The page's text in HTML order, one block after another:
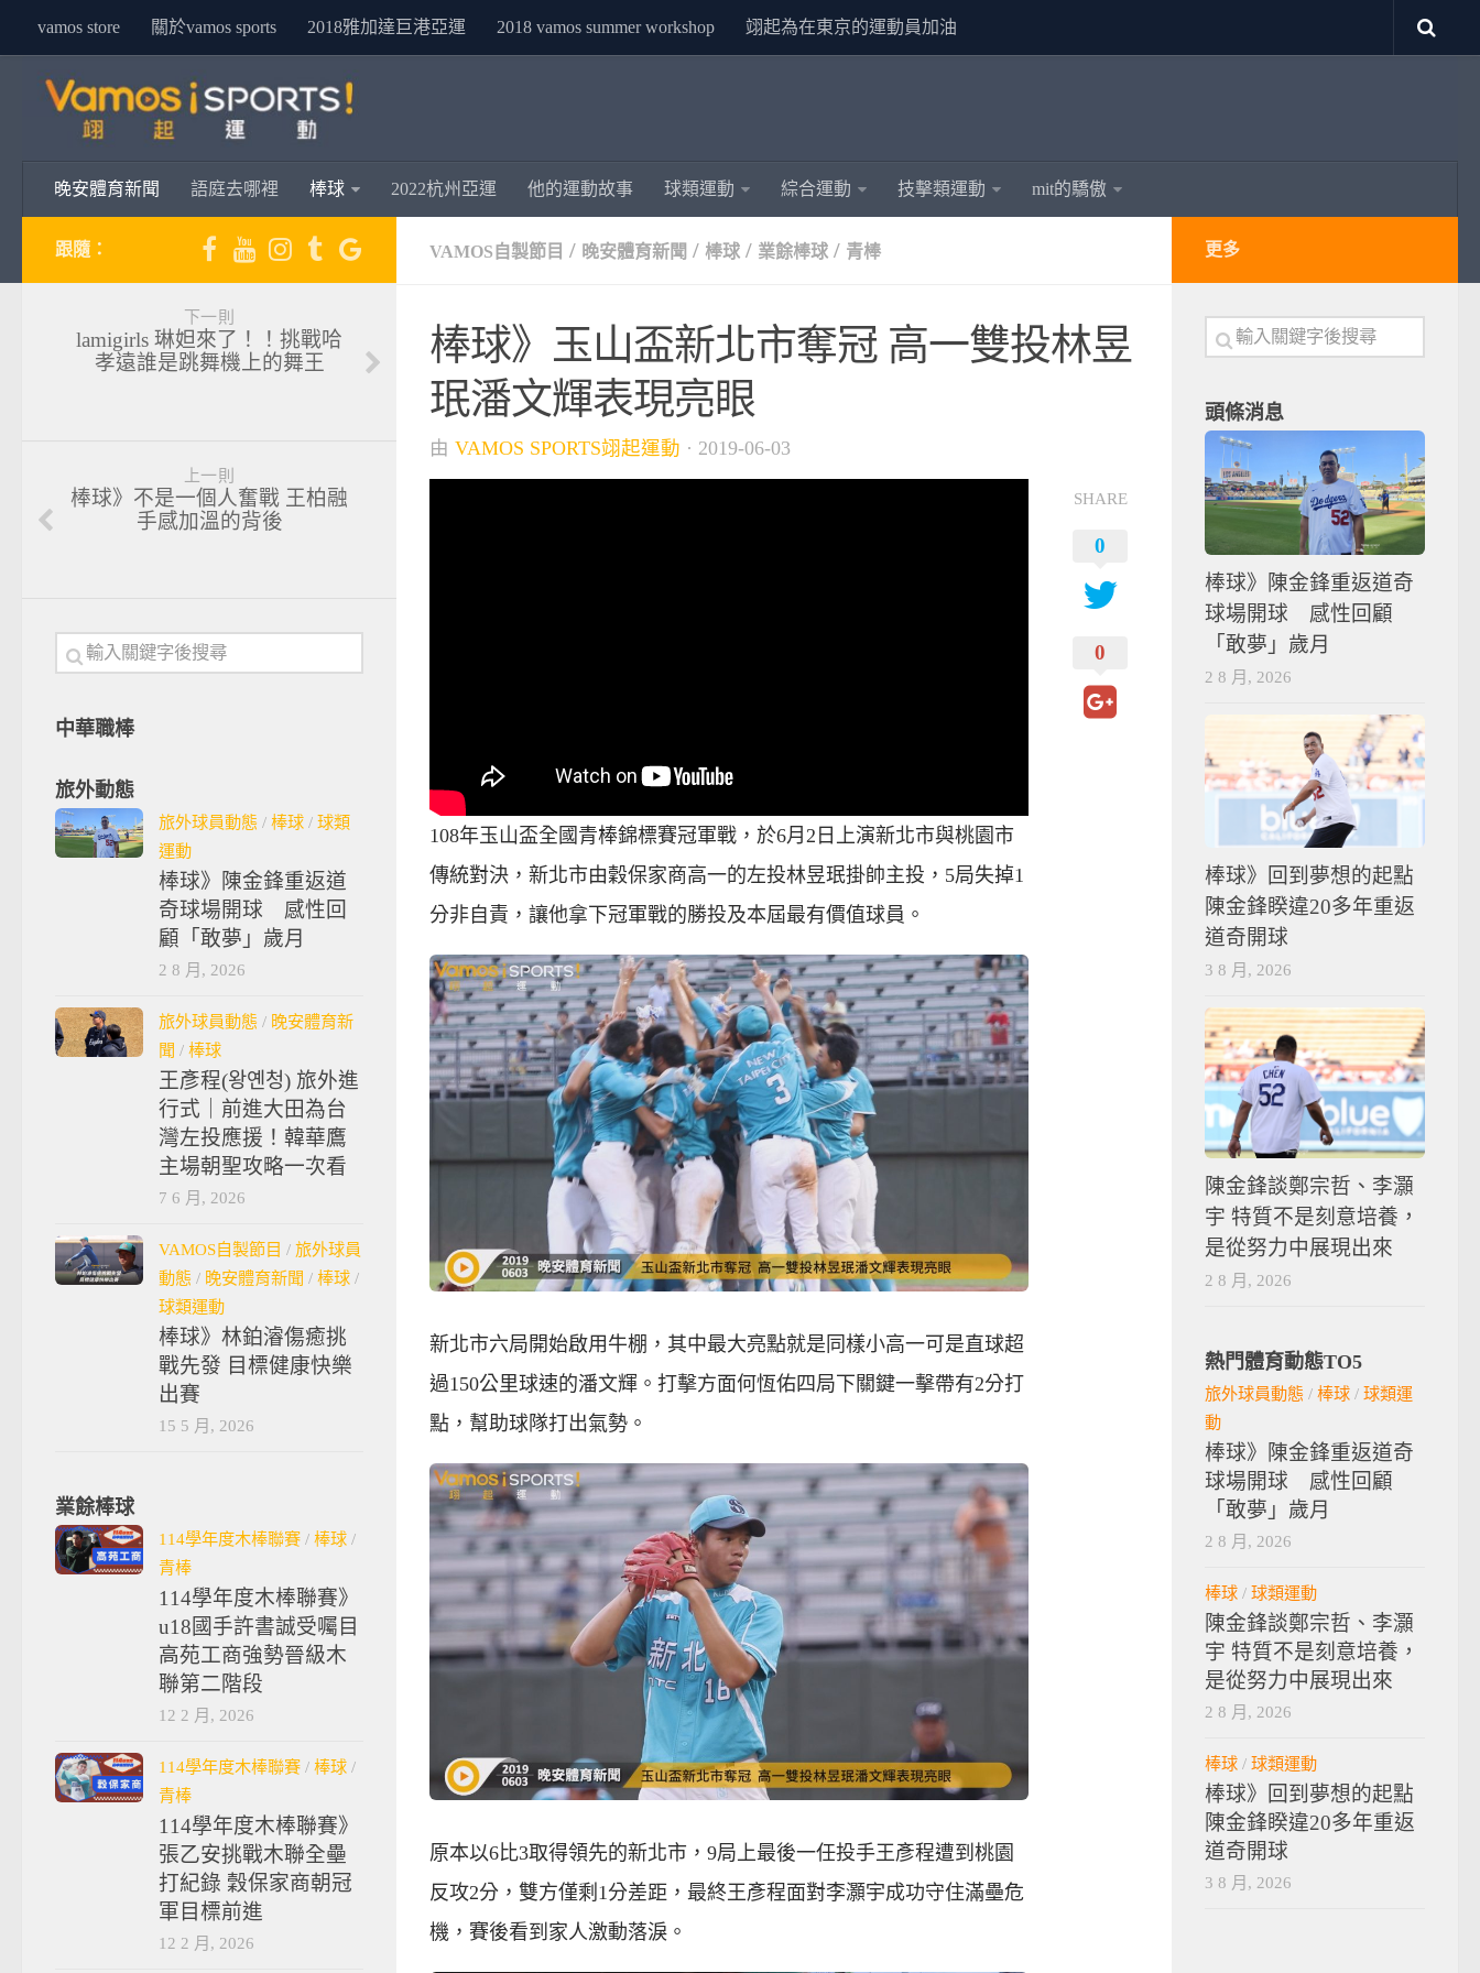
vamos store 關於vamos sports 2018雅加達巨港亞運 2018 vamos summer workshop 翊起為在東京的運動員加油
晚安體育新聞 語庭去哪裡 棒球 2022杭州亞運 他的運動故事 球類運動 綜合運動 技擊類運動 mit的驕傲
VAMOS自製節目 / 晚安體育新聞 / 棒球 / 業餘棒球 / 青棒
棒球》玉山盃新北市奪冠 高一雙投林昱
珉潘文輝表現亮眼
由 VAMOS SPORTS翊起運動 · 2019-06-03
108年玉山盃全國青棒錦標賽冠軍戰，於6月2日上演新北市與桃園市
傳統對決，新北市由穀保家商高一的左投林昱珉掛帥主投，5局失掉1
分非自責，讓他拿下冠軍戰的勝投及本屆最有價值球員。
新北市六局開始啟用牛棚，其中最大亮點就是同樣小高一可是直球超
過150公里球速的潘文輝。打擊方面何恆佑四局下關鍵一擊帶有2分打
點，幫助球隊打出氣勢。
原本以6比3取得領先的新北市，9局上最後一任投手王彥程遭到桃園
反攻2分，雙方僅剩1分差距，最終王彥程面對李灝宇成功守住滿壘危
機，賽後看到家人激動落淚。
SHARE
0
0
跟隨：
下一則
lamigirls 琳妲來了！！挑戰哈
孝遠誰是跳舞機上的舞王
上一則
棒球》不是一個人奮戰 王柏融
手感加溫的背後
中華職棒
旅外動態
旅外球員動態 / 棒球 / 球類
運動
棒球》陳金鋒重返道
奇球場開球 感性回
顧「敢夢」歲月
2 8 月, 2026
旅外球員動態 / 晚安體育新
聞 / 棒球
王彥程(왕옌청) 旅外進
行式｜前進大田為台
灣左投應援！韓華鷹
主場朝聖攻略一次看
7 6 月, 2026
VAMOS自製節目 / 旅外球員
動態 / 晚安體育新聞 / 棒球 /
球類運動
棒球》林鉑濬傷癒挑
戰先發 目標健康快樂
出賽
15 5 月, 2026
業餘棒球
114學年度木棒聯賽 / 棒球 /
青棒
114學年度木棒聯賽》
u18國手許書誠受囑目
高苑工商強勢晉級木
聯第二階段
12 2 月, 2026
114學年度木棒聯賽 / 棒球 /
青棒
114學年度木棒聯賽》
張乙安挑戰木聯全壘
打紀錄 穀保家商朝冠
軍目標前進
12 2 月, 2026
更多
頭條消息
棒球》陳金鋒重返道奇
球場開球 感性回顧
「敢夢」歲月
2 8 月, 2026
棒球》回到夢想的起點
陳金鋒睽違20多年重返
道奇開球
3 8 月, 2026
陳金鋒談鄭宗哲、李灝
宇 特質不是刻意培養，
是從努力中展現出來
2 8 月, 2026
熱門體育動態TO5
旅外球員動態 / 棒球 / 球類運
動
棒球》陳金鋒重返道奇
球場開球 感性回顧
「敢夢」歲月
2 8 月, 2026
棒球 / 球類運動
陳金鋒談鄭宗哲、李灝
宇 特質不是刻意培養，
是從努力中展現出來
2 8 月, 2026
棒球 / 球類運動
棒球》回到夢想的起點
陳金鋒睽違20多年重返
道奇開球
3 8 月, 2026